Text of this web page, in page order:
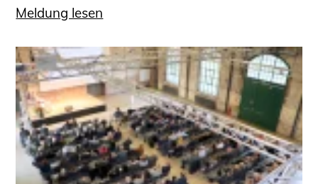
Fachlisten
Informationen für Schülerinnen,
Schüler und Studierende
Projekte für Schülerinnen und Schüler
START.ING. Das Studierenden Praxis-
Programm
Wissenswertes für Studierende
Wettbewerbe für Studierende
Meldung lesen